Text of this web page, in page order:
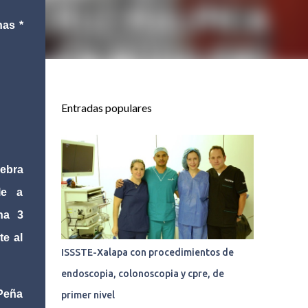
*
a
3
al
Entradas populares
ISSSTE-Xalapa con procedimientos de
endoscopia, colonoscopia y cpre, de
primer nivel